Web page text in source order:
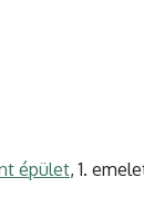
épület, 1.